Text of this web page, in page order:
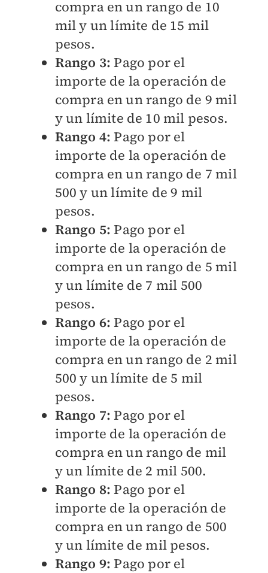
compra en un rango de 10
mil y un límite de 15 mil
pesos.
Rango 3:Pago por el
importe de la operación de
compra en un rango de 9 mil
y un límite de 10 mil pesos.
Rango 4: Pago por el
importe de la operación de
compra en un rango de 7 mil
500 y un límite de 9 mil
pesos.
Rango 5: Pago por el
importe de la operación de
compra en un rango de 5 mil
y un límite de 7 mil 500
pesos.
Rango 6:Pago por el
importe de la operación de
compra en un rango de 2 mil
500 y un límite de 5 mil
pesos.
Rango 7: Pago por el
importe de la operación de
compra en un rango de mil
y un límite de 2 mil 500.
Rango 8: Pago por el
importe de la operación de
compra en un rango de 500
y un límite de mil pesos.
Rango 9:Pago por el